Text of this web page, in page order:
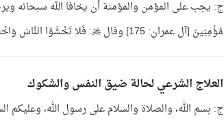
ج: يجب على المؤمن والمؤمنة أن يخافا الله سبحانه
مُؤْمِنِينَ [آل عمران: 175] وقال : فَلا تَخْشَوُا النَّاسَ وَاخْشَوْنِ [المائدة: 44]، وقال سبحانه: وَإِيَّايَ فَارْهَبُونِ ...
العلاج الشرعي لحالة ضيق النفس والشكوك
ج: بسم الله، والصلاة والسلام على رسول الله، وعليكم